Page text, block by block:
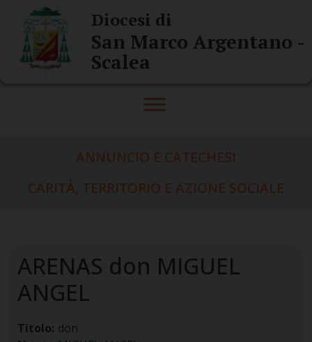
content
Diocesi di
San Marco Argentano -
Scalea
ANNUNCIO E CATECHESI
CARITÀ, TERRITORIO E AZIONE SOCIALE
ARENAS don MIGUEL
ANGEL
Titolo: don